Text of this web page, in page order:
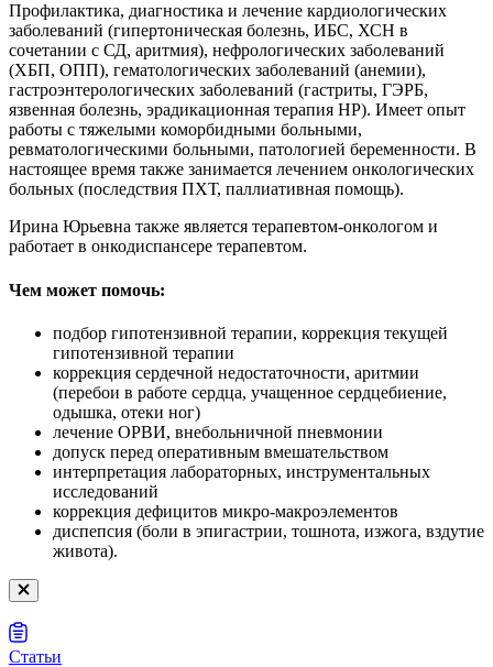
Профилактика, диагностика и лечение кардиологических
заболеваний (гипертоническая болезнь, ИБС, ХСН в
сочетании с СД, аритмия), нефрологических заболеваний
(ХБП, ОПП), гематологических заболеваний (анемии),
гастроэнтерологических заболеваний (гастриты, ГЭРБ,
язвенная болезнь, эрадикационная терапия HP). Имеет опыт
работы с тяжелыми коморбидными больными,
ревматологическими больными, патологией беременности. В
настоящее время также занимается лечением онкологических
больных (последствия ПХТ, паллиативная помощь).
Ирина Юрьевна также является терапевтом-онкологом и
работает в онкодиспансере терапевтом.
Чем может помочь:
подбор гипотензивной терапии, коррекция текущей
гипотензивной терапии
коррекция сердечной недостаточности, аритмии
(перебои в работе сердца, учащенное сердцебиение,
одышка, отеки ног)
лечение ОРВИ, внебольничной пневмонии
допуск перед оперативным вмешательством
интерпретация лабораторных, инструментальных
исследований
коррекция дефицитов микро-макроэлементов
диспепсия (боли в эпигастрии, тошнота, изжога, вздутие
живота).
Статьи